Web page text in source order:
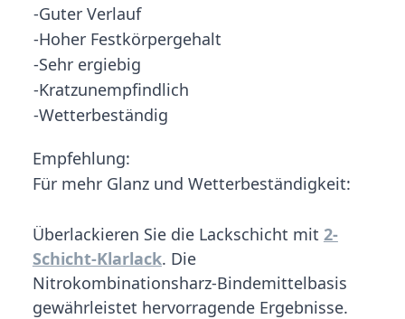
-Guter Verlauf
-Hoher Festkörpergehalt
-Sehr ergiebig
-Kratzunempfindlich
-Wetterbeständig
Empfehlung:
Für mehr Glanz und Wetterbeständigkeit:
Überlackieren Sie die Lackschicht mit 2-
Schicht-Klarlack. Die
Nitrokombinationsharz-Bindemittelbasis
gewährleistet hervorragende Ergebnisse.